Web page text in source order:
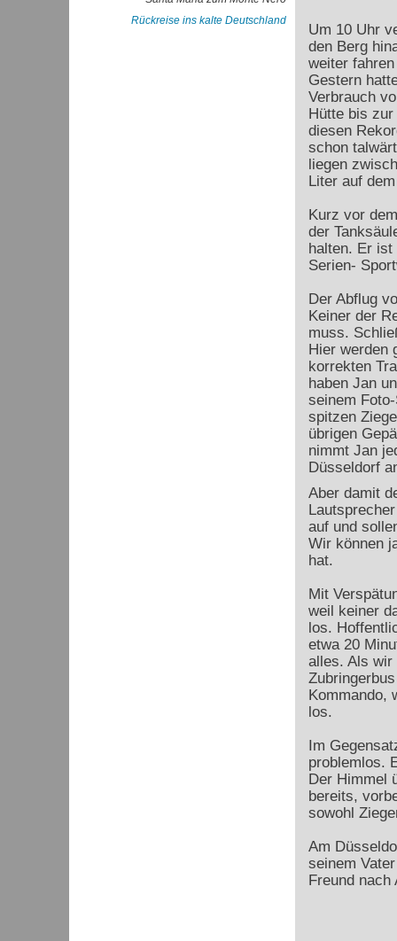
Rückreise ins kalte Deutschland
Um 10 Uhr
den Berg
weiter
Gestern
Verbrauch
Hütte bis
diesen
schon
liegen
Liter auf
Kurz vor
der
halten. Er
Serien-
Der Abflug
Keiner der
muss.
Hier werden
korrekten
haben Jan
seinem
spitzen
übrigen
nimmt Jan
Düsseldorf
Aber damit
auf und
Wir können
hat.
Mit
weil keiner
los.
etwa 20
alles. Als wir
Kommando,
los.
Im
problemlos.
Der Himmel
bereits,
sowohl
Am
seinem
Freund nach